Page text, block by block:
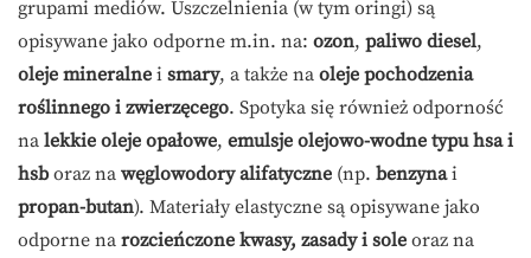
grupami mediów. Uszczelnienia (w tym oringi) są
opisywane jako odporne m.in. na: ozon, paliwo diesel,
oleje mineralne i smary, a także na oleje pochodzenia
roślinnego i zwierzęcego. Spotyka się również odporność
na lekkie oleje opałowe, emulsje olejowo-wodne typu hsa i
hsboraz na węglowodory alifatyczne (np. benzynai
propan-butan). Materiały elastyczne są opisywane jako
odporne na rozcieńczone kwasy, zasady i sole oraz na